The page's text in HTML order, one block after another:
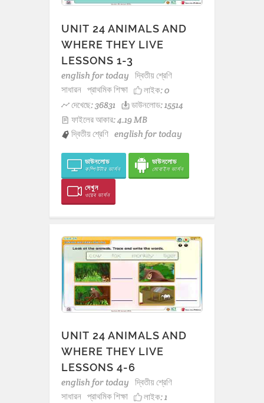
UNIT 24 ANIMALS AND
WHERE THEY LIVE
LESSONS 1-3
english for today দ্বিতীয় শ্রেণি
সাধারন প্রাথমিক শিক্ষা লাইক:0
দেখেছে: 36831
ডাউনলোড: 15514
ফাইলের আকার: 4.19 MB
দ্বিতীয় শ্রেণি english for today
ডাউনলোড
কম্পিউটার ভার্সন
ডাউনলোড
মোবাইল ভার্সন
দেখুন
ওয়েব ভার্সন
UNIT 24 ANIMALS AND
WHERE THEY LIVE
LESSONS 4-6
english for today দ্বিতীয় শ্রেণি
সাধারন প্রাথমিক শিক্ষা লাইক:1